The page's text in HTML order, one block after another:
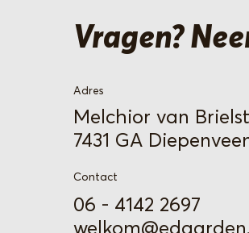
Vragen?
Adres
Melchior van
7431 GA
Contact
06 - 4142 2697